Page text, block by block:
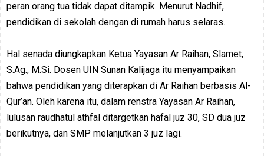
peran orang tua tidak dapat ditampik. Menurut Nadhif,
pendidikan di sekolah dengan di rumah harus selaras.
Hal senada diungkapkan Ketua Yayasan Ar Raihan, Slamet,
S.Ag., M.Si. Dosen UIN Sunan Kalijaga itu menyampaikan
bahwa pendidikan yang diterapkan di Ar Raihan berbasis Al-
Qur’an. Oleh karena itu, dalam renstra Yayasan Ar Raihan,
lulusan raudhatul athfal ditargetkan hafal juz 30, SD dua juz
berikutnya, dan SMP melanjutkan 3 juz lagi.